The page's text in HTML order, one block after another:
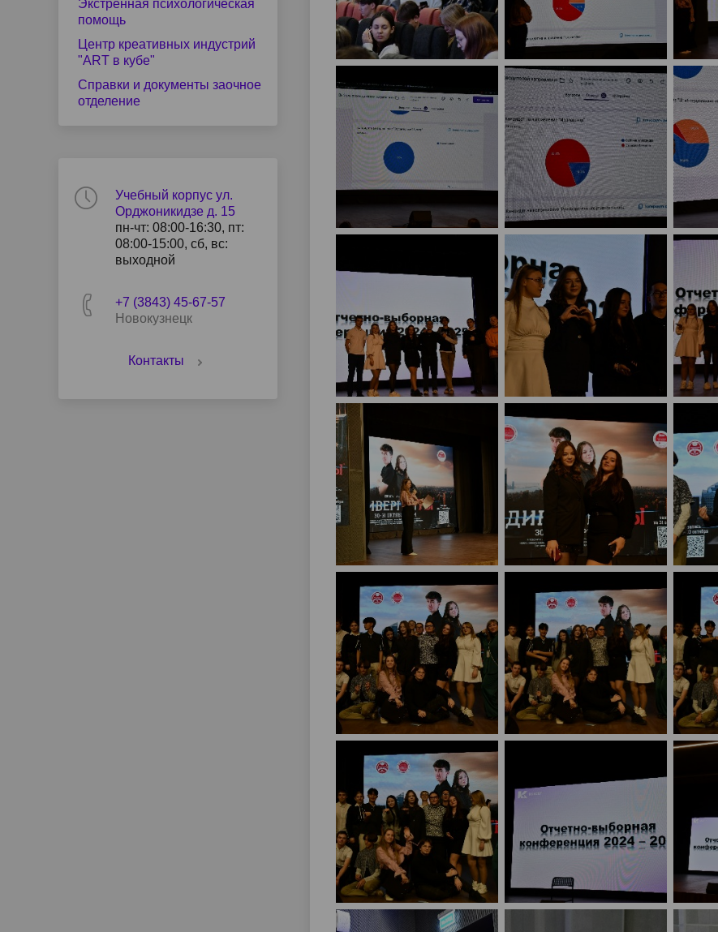
Экстренная психологическая
помощь
Центр креативных индустрий
"ART в кубе"
Справки и документы заочное
отделение
Учебный корпус ул.
Орджоникидзе д. 15
пн-чт: 08:00-16:30, пт:
08:00-15:00, сб, вс:
выходной
+7 (3843) 45-67-57
Новокузнецк
Контакты